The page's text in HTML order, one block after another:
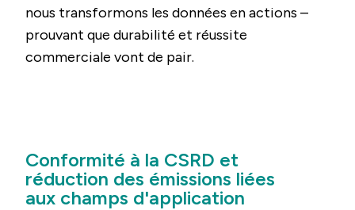
nous transformons les données en actions –
prouvant que durabilité et réussite
commerciale vont de pair.
Conformité à la CSRD et
réduction des émissions liées
aux champs d'application